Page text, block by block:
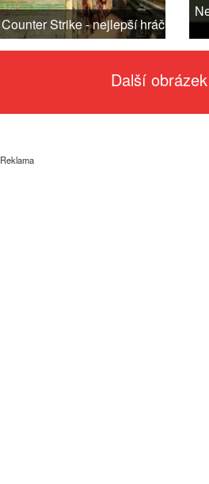
Counter Strike - nejlepší hráč
Další obrázek
Reklama